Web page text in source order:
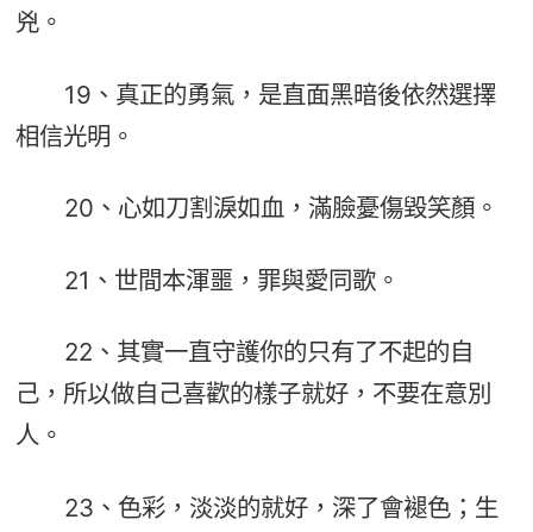
兇。
19、真正的勇氣，是直面黑暗後依然選擇
相信光明。
20、心如刀割淚如血，滿臉憂傷毀笑顏。
21、世間本渾噩，罪與愛同歌。
22、其實一直守護你的只有了不起的自
己，所以做自己喜歡的樣子就好，不要在意別
人。
23、色彩，淡淡的就好，深了會褪色；生